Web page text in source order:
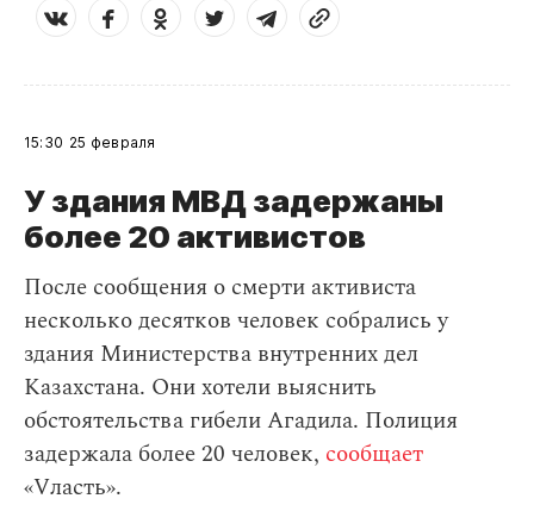
15:30 25 февраля
У здания МВД задержаны
более 20 активистов
После сообщения о смерти активиста
несколько десятков человек собрались у
здания Министерства внутренних дел
Казахстана. Они хотели выяснить
обстоятельства гибели Агадила. Полиция
задержала более 20 человек, сообщает
«Vласть».